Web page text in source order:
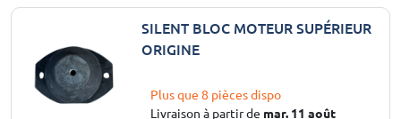
SILENT BLOC MOTEUR SUPÉRIEUR
ORIGINE
Plus que 8 pièces dispo
Livraison à partir de mar. 11 août